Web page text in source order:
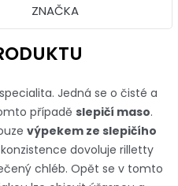
ZNAČKA
Jedná se o čisté a
případě slepičí maso.
výpekem ze slepičího
dovoluje rilletty
chléb. Opět se v tomto